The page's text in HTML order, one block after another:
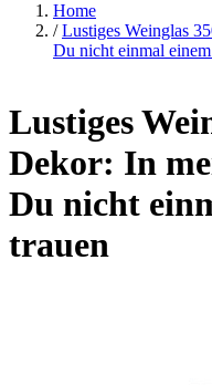
Home
/ Lustiges Weinglas
Du nicht einmal
Lustiges
Dekor: In
Du nicht
trauen